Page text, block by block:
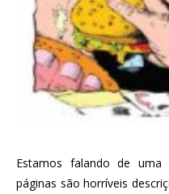
Estamos falando de
páginas são horríveis